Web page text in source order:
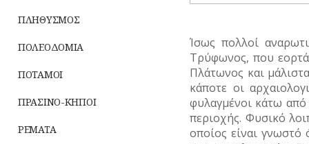
ΠΛΗΘΥΣΜΟΣ
ΠΟΛΕΟΔΟΜΙΑ
ΠΟΤΑΜΟΙ
ΠΡΑΣΙΝΟ-ΚΗΠΟΙ
ΡΕΜΑΤΑ
Ίσως πολλοί
Τρύφωνος, που
Πλάτωνος και
κάποτε οι
φυλαγμένοι κάτω από
περιοχής. Φυσικό
οποίος είναι